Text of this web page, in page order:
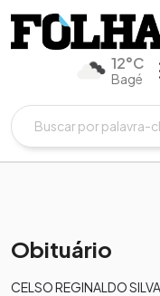
12°C
Bagé
Obituário
CELSO REGINALDO